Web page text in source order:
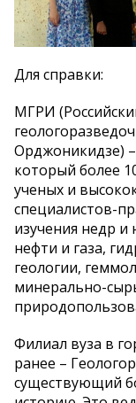
Для справки:
МГРИ
Орджоникидзе)
который более
ученых и
специалистов-
изучения недр и
нефти и газа,
геологии,
минерально-
Филиал вуза в
ранее –
существующий